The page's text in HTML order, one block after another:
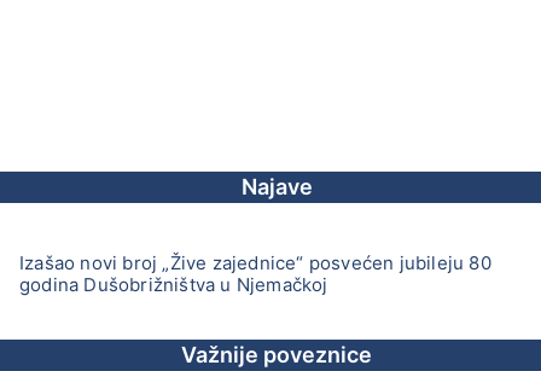
Najave
Izašao novi broj „Žive zajednice“ posvećen jubileju 80
godina Dušobrižništva u Njemačkoj
Važnije poveznice